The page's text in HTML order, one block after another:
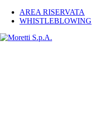
AREA RISERVATA
WHISTLEBLOWING